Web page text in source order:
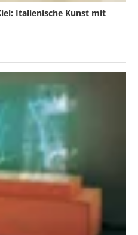
Italienische Kunst mit